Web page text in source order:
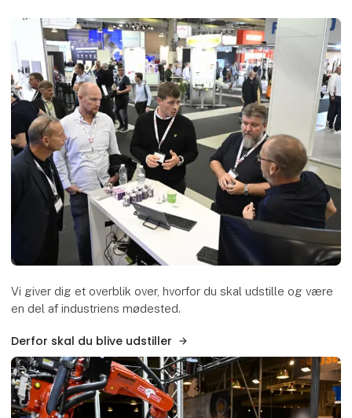
Vi giver dig et overblik over, hvorfor du skal udstille og være
en del af industriens mødested.
Derfor skal du blive udstiller